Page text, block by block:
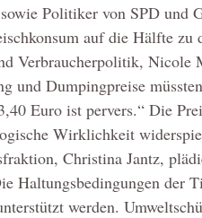
Politiker von SPD und
auf die Hälfte zu
Verbraucherpolitik, Nicole
und Dumpingpreise
Euro ist pervers.“ Die
Wirklichkeit
Christina Jantz,
Haltungsbedingungen der
werden.